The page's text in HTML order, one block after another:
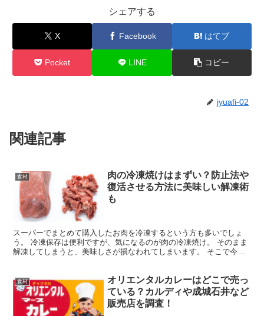
シェアする
X Facebook はてブ
Pocket LINE コピー
jyuafi-02
関連記事
食材
肉の冷凍焼けはまずい？防止法や
復活させる方法に美味しい解凍術
も
スーパーでまとめて購入したお肉を冷凍するという方も多いでしょ
う。 冷凍保存は便利ですが、気になるのが肉の冷凍焼け。 そのまま
解凍してしまうと、美味しさが損なわれてしまいます。 そこで今回
食材
オリエンタルカレーはどこで売っ
ている？カルディや成城石井など
販売店を調査！